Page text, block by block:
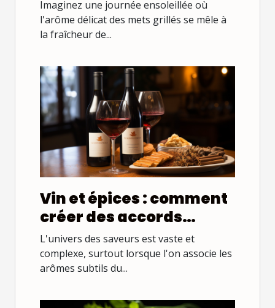
barbecue écologique
Imaginez une journée ensoleillée où
l'arôme délicat des mets grillés se mêle à
la fraîcheur de...
Vin et épices : comment
créer des accords
parfaits
L'univers des saveurs est vaste et
complexe, surtout lorsque l'on associe les
arômes subtils du...